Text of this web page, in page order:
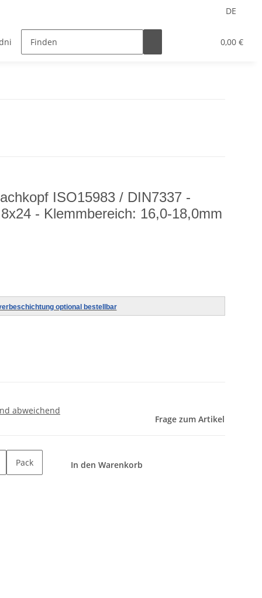
DE
0,00 €
HSS Bohrer
ISO15983 / DIN7337 -
- Klemmbereich: 16,0-18,0mm
optional bestellbar
abweichend
Frage zum Artikel
Pack In den Warenkorb